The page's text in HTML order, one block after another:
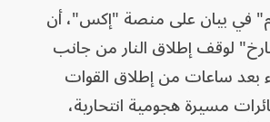
في بيان على منصة "إكس"، أن
لوقف إطلاق النار من جانب
بعد ساعات من إطلاق القوات
مسيرة هجومية انتحارية،